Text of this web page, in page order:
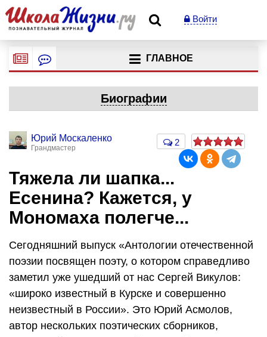
Войти
ГЛАВНОЕ
Биографии
Юрий Москаленко
Грандмастер
2
Тяжела ли шапка...
Есенина? Кажется, у
Мономаха полегче...
Сегодняшний выпуск «Антологии отечественной
поэзии посвящен поэту, о котором справедливо
заметил уже ушедший от нас Сергей Викулов:
«широко известный в Курске и совершенно
неизвестный в России». Это Юрий Асмолов,
автор нескольких поэтических сборников,